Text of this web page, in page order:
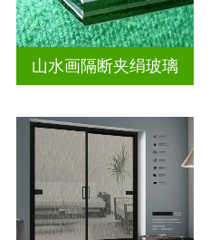
山水画隔断夹绢玻璃